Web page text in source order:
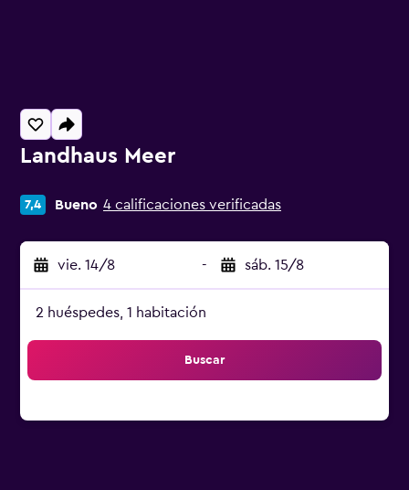
Landhaus Meer
7,4 Bueno 4 calificaciones verificadas
vie. 14/8 - sáb. 15/8
2 huéspedes, 1 habitación
Buscar